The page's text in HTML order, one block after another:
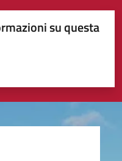
su questa